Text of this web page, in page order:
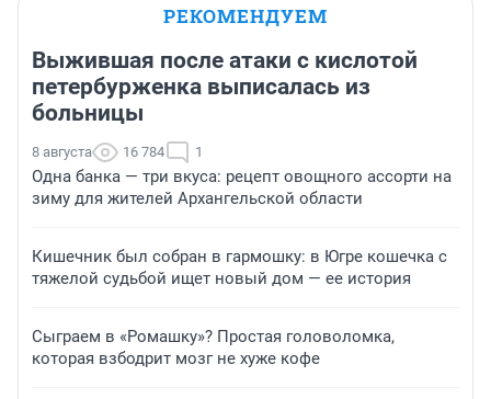
РЕКОМЕНДУЕМ
Выжившая после атаки с кислотой
петербурженка выписалась из
больницы
8 августа 16 784 1
Одна банка — три вкуса: рецепт овощного ассорти на
зиму для жителей Архангельской области
Кишечник был собран в гармошку: в Югре кошечка с
тяжелой судьбой ищет новый дом — ее история
Сыграем в «Ромашку»? Простая головоломка,
которая взбодрит мозг не хуже кофе